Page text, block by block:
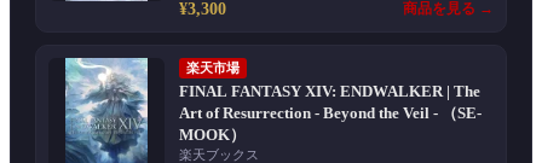
¥3,300 商品を見る →
楽天市場
FINAL FANTASY XIV: ENDWALKER | The
Art of Resurrection - Beyond the Veil - （SE-
MOOK）
楽天ブックス